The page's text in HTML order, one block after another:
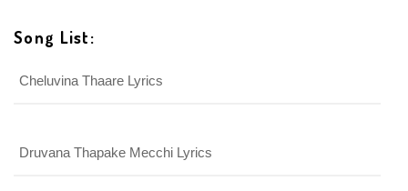
Song List:
Cheluvina Thaare Lyrics
Druvana Thapake Mecchi Lyrics
PASSWORD